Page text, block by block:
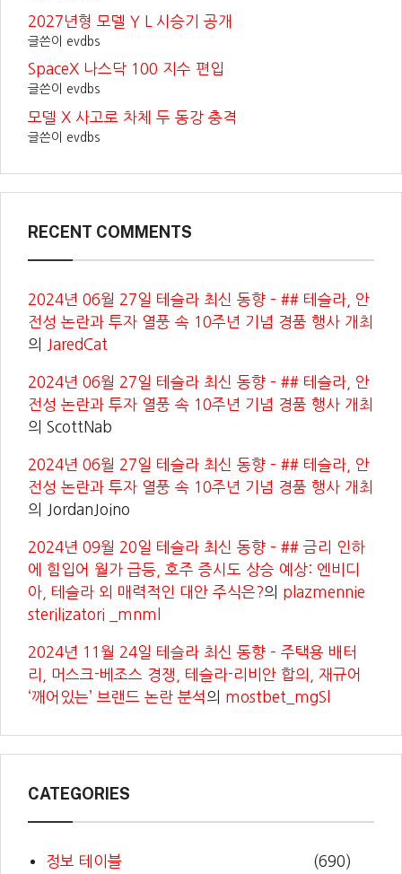
2027년형 모델 Y L 시승기 공개
글쓴이 evdbs
SpaceX 나스닥 100 지수 편입
글쓴이 evdbs
모델 X 사고로 차체 두 동강 충격
글쓴이 evdbs
RECENT COMMENTS
2024년 06월 27일 테슬라 최신 동향 – ## 테슬라, 안
전성 논란과 투자 열풍 속 10주년 기념 경품 행사 개최
의
JaredCat
2024년 06월 27일 테슬라 최신 동향 – ## 테슬라, 안
전성 논란과 투자 열풍 속 10주년 기념 경품 행사 개최
의 ScottNab
2024년 06월 27일 테슬라 최신 동향 – ## 테슬라, 안
전성 논란과 투자 열풍 속 10주년 기념 경품 행사 개최
의
JordanJoino
2024년 09월 20일 테슬라 최신 동향 – ## 금리 인하
에 힘입어 월가 급등, 호주 증시도 상승 예상: 엔비디
아, 테슬라 외 매력적인 대안 주식은?의 plazmennie
sterilizatori _mnml
2024년 11월 24일 테슬라 최신 동향 – 주택용 배터
리, 머스크-베조스 경쟁, 테슬라-리비안 합의, 재규어
‘깨어있는’ 브랜드 논란 분석의 mostbet_mgSl
CATEGORIES
정보 테이블 (690)